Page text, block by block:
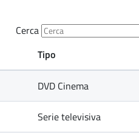
Cerca
Tipo
DVD Cinema
Serie televisiva